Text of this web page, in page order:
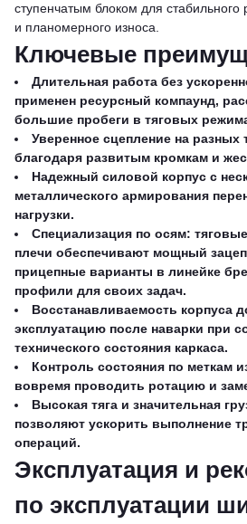
ступенчатым блоком для стабильного
и планомерного износа.
Ключевые
Длительная работа без
применен ресурсный компаунд,
большие пробеги в тяговых
Уверенное сцепление на разных
благодаря развитым кромкам и
Надежный силовой корпус с
металлического армирования
нагрузки.
Специализация по осям:
плечи обеспечивают мощный
прицепные варианты в линейке
профили для своих задач.
Восстанавливаемость корпуса
эксплуатацию после наварки при
технического состояния каркаса.
Контроль состояния по меткам
вовремя проводить ротацию и
Высокая тяга и значительная
позволяют ускорить выполнение
операций.
Эксплуатация и
по эксплуатации